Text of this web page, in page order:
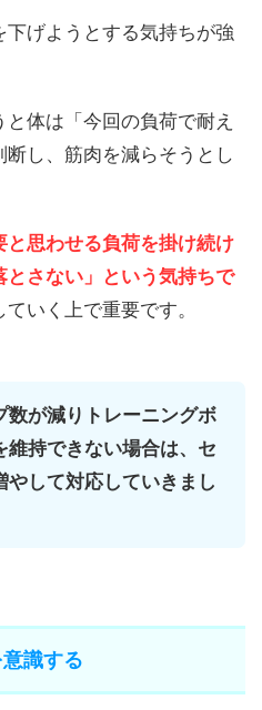
げようとする気持ちが強
体は「今回の負荷で耐え
し、筋肉を減らそうとし
思わせる負荷を掛け続け
とさない」という気持ちで
いく上で重要です。
数が減りトレーニングボ
維持できない場合は、セ
やして対応していきまし
識する